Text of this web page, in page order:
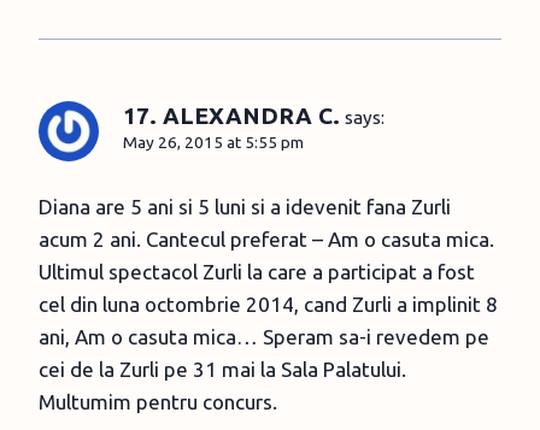
17. ALEXANDRA C. says:
May 26, 2015 at 5:55 pm
Diana are 5 ani si 5 luni si a idevenit fana Zurli
acum 2 ani. Cantecul preferat – Am o casuta mica.
Ultimul spectacol Zurli la care a participat a fost
cel din luna octombrie 2014, cand Zurli a implinit 8
ani, Am o casuta mica… Speram sa-i revedem pe
cei de la Zurli pe 31 mai la Sala Palatului.
Multumim pentru concurs.